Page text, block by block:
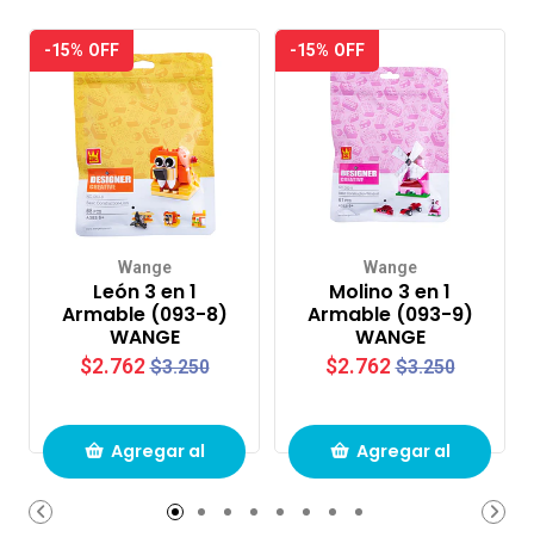
-15% OFF
Wange
León 3 en 1
Armable (093-8)
WANGE
$2.762 $3.250
Agregar al
carrito de
-15% OFF
Wange
Molino 3 en 1
Armable (093-9)
WANGE
$2.762 $3.250
Agregar al
carrito de